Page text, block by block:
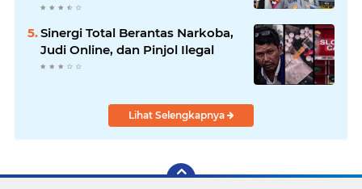
Sinergi Total Berantas Narkoba,
Judi Online, dan Pinjol Ilegal
Lihat Selengkapnya